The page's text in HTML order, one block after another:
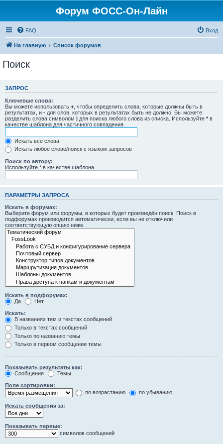
Форум ФОСС-Он-Лайн
FAQ Вход
На главную Список форумов
Поиск
ЗАПРОС
Ключевые слова:
Вы можете использовать + , чтобы определить слова, которые должны быть в
результатах, и - для слов, которых в результатах быть не должно. Вы можете
разделить слова символом | для поиска любого слова из списка. Используйте * в
качестве шаблона для частичного совпадения.
Искать все слова
Искать любое слово/поиск с языком запросов
Поиск по автору:
Используйте * в качестве шаблона.
ПАРАМЕТРЫ ЗАПРОСА
Искать в форумах:
Выберите форум или форумы, в которых будет произведён поиск. Поиск в
подфорумах производится автоматически, если вы не отключили
соответствующую опцию ниже.
Искать в подфорумах:
Да
Нет
Искать:
В названиях тем и текстах сообщений
Только в текстах сообщений
Только по названию темы
Только в первом сообщении темы
Показывать результаты как:
Сообщения
Темы
Поле сортировки:
по возрастанию
по убыванию
Искать сообщения за:
Показывать первые:
символов сообщений